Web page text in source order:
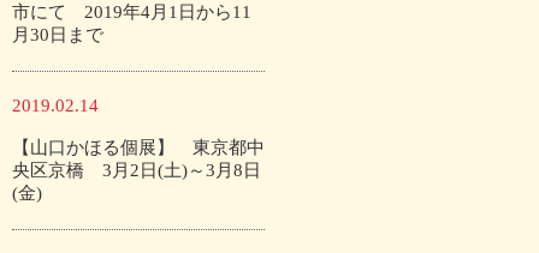
市にて 2019年4月1日から11
月30日まで
2019.02.14
【山口かほる個展】 東京都中
央区京橋 3月2日(土)～3月8日
(金)